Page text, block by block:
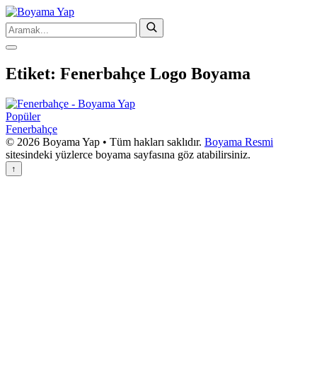
Etiket: Fenerbahçe Logo Boyama
Popüler
Fenerbahçe
© 2026 Boyama Yap • Tüm hakları saklıdır. Boyama Resmi
sitesindeki yüzlerce boyama sayfasına göz atabilirsiniz.
↑